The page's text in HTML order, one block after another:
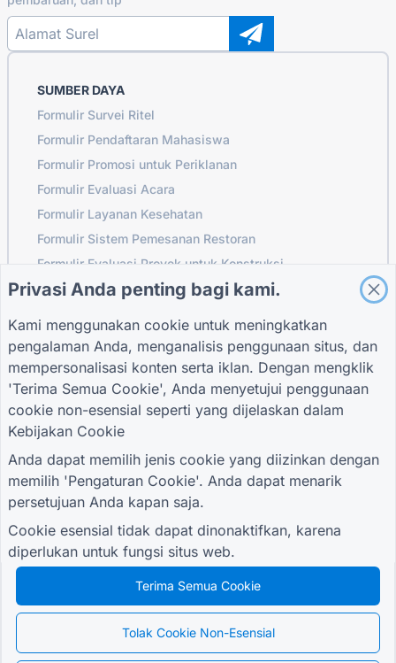
SUMBER DAYA
Formulir Survei Ritel
Formulir Pendaftaran Mahasiswa
Formulir Promosi untuk Periklanan
Formulir Evaluasi Acara
Formulir Layanan Kesehatan
Formulir Sistem Pemesanan Restoran
Formulir Evaluasi Proyek untuk Konstruksi
Formulir Evaluasi Pemasok untuk Logistik
Formulir Keterlibatan Pelanggan
BERGABUNGLAH DENGAN KOMUNITAS
PANDUAN
Pusat Bantuan
TIGER FORM
Panduan
PERUSAHAAN
KETENTUAN
Pengaturan Cookie
© 2026 QR Form Generator. All rights reserved.
Privasi Anda penting bagi kami.
Kami menggunakan cookie untuk meningkatkan
pengalaman Anda, menganalisis penggunaan situs, dan
mempersonalisasi konten serta iklan. Dengan mengklik
'Terima Semua Cookie', Anda menyetujui penggunaan
cookie non-esensial seperti yang dijelaskan dalam
Kebijakan Cookie
Anda dapat memilih jenis cookie yang diizinkan dengan
memilih 'Pengaturan Cookie'. Anda dapat menarik
persetujuan Anda kapan saja.
Cookie esensial tidak dapat dinonaktifkan, karena
diperlukan untuk fungsi situs web.
Terima Semua Cookie
Tolak Cookie Non-Esensial